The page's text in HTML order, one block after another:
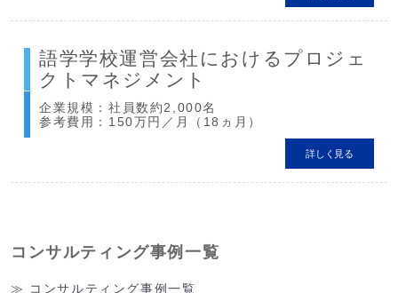
語学学校運営会社におけるプロジェ
クトマネジメント
企業規模：社員数約2,000名
参考費用：150万円／月（18ヵ月）
詳しく見る
コンサルティング事例一覧
コンサルティング事例一覧